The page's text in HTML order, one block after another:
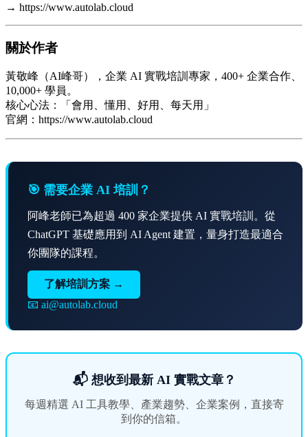
→ https://www.autolab.cloud
關於作者
黃敬峰（AI峰哥），企業 AI 實戰培訓專家，400+ 企業合作、
10,000+ 學員。
核心心法：「會用、懂用、好用、每天用」
官網：https://www.autolab.cloud
🎯 需要企業 AI 培訓？
阿峰老師已為超過 400 家企業提供 AI 實戰培訓。從
ChatGPT 基礎應用到 AI Agent 建置，量身打造最適合
你團隊的課程。
了解培訓方案 →
📧 ai@autolab.cloud
📬 想收到最新 AI 實戰文章？
每週精選 AI 工具教學、產業趨勢、企業案例，直接寄
到你的信箱。